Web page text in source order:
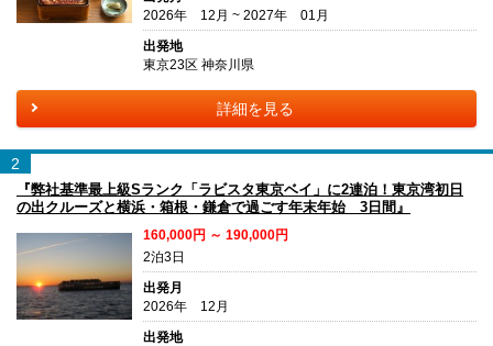
2026年 12月 ~ 2027年 01月
出発地
東京23区 神奈川県
詳細を見る
2
『弊社基準最上級Sランク「ラビスタ東京ベイ」に2連泊！東京湾初日
の出クルーズと横浜・箱根・鎌倉で過ごす年末年始 3日間』
160,000円 ～ 190,000円
2泊3日
出発月
2026年 12月
出発地